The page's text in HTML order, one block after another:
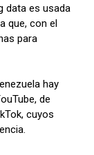
data es usada
que, con el
para
hay
de
cuyos